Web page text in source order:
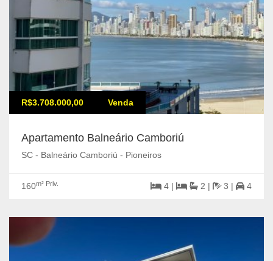
R$3.708.000,00 Venda
Apartamento Balneário Camboriú
SC - Balneário Camboriú - Pioneiros
160m² Priv. 4 | 2 | 3 | 4